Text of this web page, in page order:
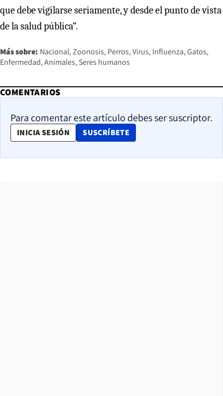
que debe vigilarse seriamente, y desde el punto de vista
de la salud pública”.
Más sobre: Nacional Zoonosis Perros Virus Influenza Gatos
Enfermedad Animales Seres humanos
COMENTARIOS
Para comentar este artículo debes ser suscriptor.
INICIA SESIÓN SUSCRÍBETE
OPENS IN NEW WINDOW